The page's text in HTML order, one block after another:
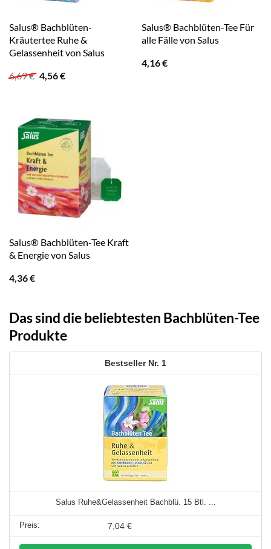
Salus® Bachblüten-
Kräutertee Ruhe &
Gelassenheit von Salus
6,69€ Ursprünglicher
Preis
4,56€Aktueller
Salus® Bachblüten-Tee Für
alle Fälle von Salus
4,16€
Salus® Bachblüten-Tee Kraft
& Energie von Salus
4,36€
Das sind die beliebtesten Bachblüten-Tee
Produkte
1
Salus Ruhe&Gelassenheit Bachblü. 15 Btl. ...
7,04 €